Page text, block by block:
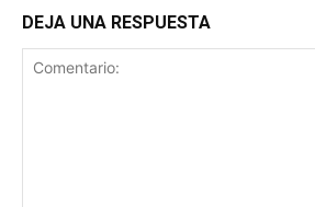
DEJA UNA RESPUESTA